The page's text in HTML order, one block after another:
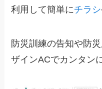
利用して簡単にチラシ
防災訓練の告知や防
ザインACでカンタン